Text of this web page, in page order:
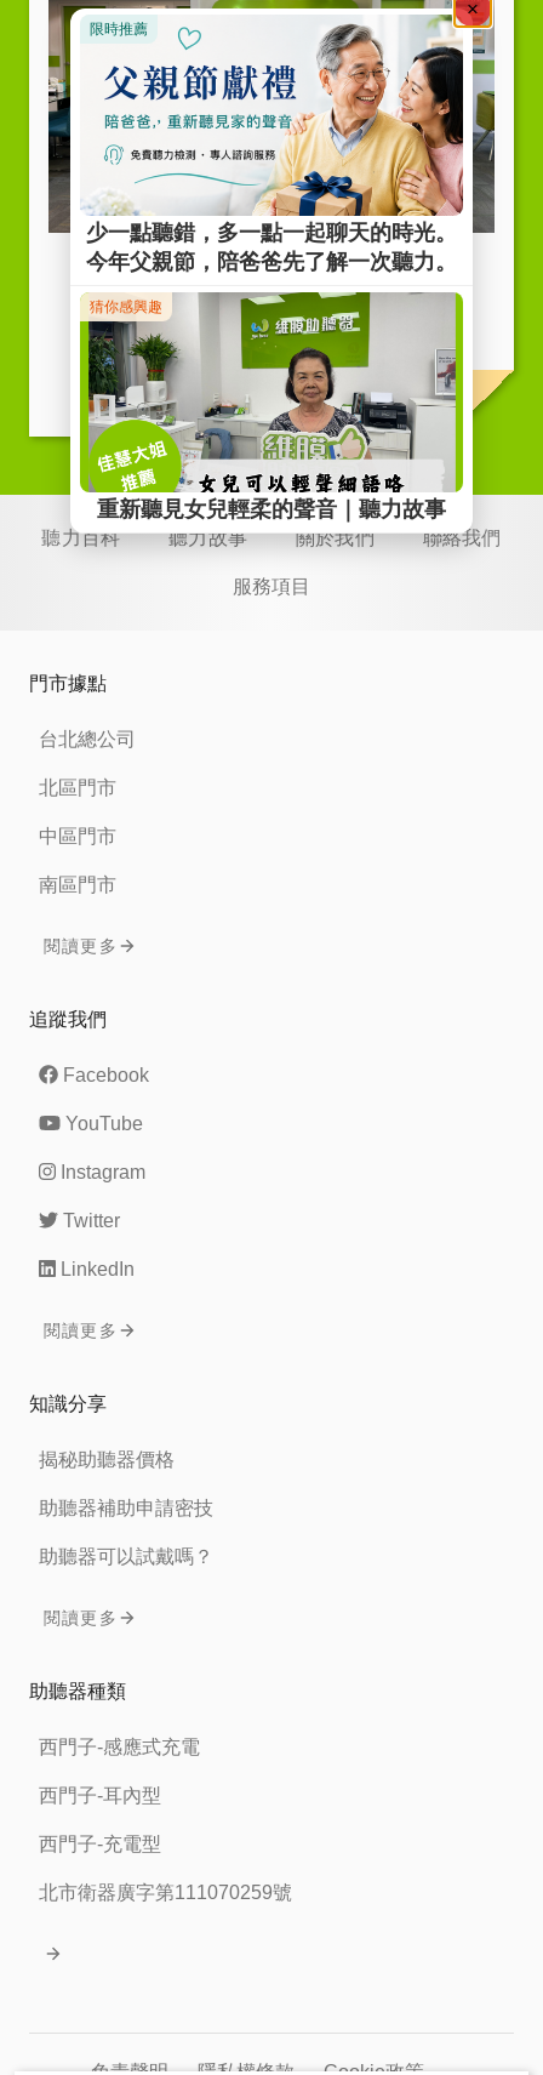
立即聯絡我們
聽力百科 聽力故事 關於我們 聯絡我們
服務項目
門市據點
台北總公司
北區門市
中區門市
南區門市
閱讀更多
追蹤我們
Facebook
YouTube
Instagram
Twitter
LinkedIn
閱讀更多
知識分享
揭秘助聽器價格
助聽器補助申請密技
助聽器可以試戴嗎？
閱讀更多
助聽器種類
西門子-感應式充電
西門子-耳內型
西門子-充電型
北市衛器廣字第111070259號